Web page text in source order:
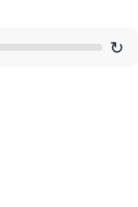
↻